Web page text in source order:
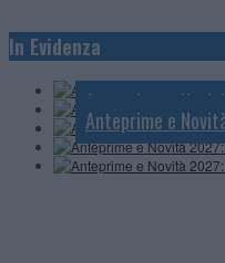
In EvidenzaAnteprime e Novità
Anteprime e
Anteprime e
Anteprime e
Anteprime e